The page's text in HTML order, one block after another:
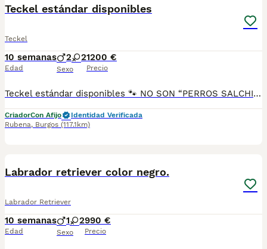
Teckel estándar disponibles
Teckel
10 semanas
Edad
2 2
Sexo
1200 €
Precio
Teckel estándar disponibles 🐾 NO SON “PERROS SALCHICHA”. SON GUERREROS DE CORAZÓN LARGO. Sí, los tenemos. Y no, no son para cualquiera. Precios: Color chocolate = 1200€ Color arlequín chocolate = 1900€ (21% IVA incluido). 👨‍👩‍👧‍👦 Los padres: Connor: 5 kg – 38 cm de tórax Bola: 7 kg – 45 cm de tórax No, no son nombres inventados para sonar bonitos. Son los que están aquí, con nosotros, criando en casa. Y lo mejor: los puedes conocer tú mismo. Ven, toca, mira. Deja que te huelan. Ellos eligen también. 📋 Se entregan como debe ser: ✅ Pasaporte ✅ Microchip ✅ 3ª vacuna ✅ Desparasitaciones acorde a su edad. ✅ Socialización temprana con personas y otros animales. ✅ Revisiones veterinarias periódicas y chequeo antes de la entrega. ✅ Opcional: Pedigree nacional LOA (con coste adicional). 🐶 Y además: ✔️ Te explicamos todo: primeros cuidados, alimentación, higiene, adiestramiento. ✔️ Distintas formas de pago. No financiamos. 📲 WhatsApp o llamada directa: 690 71 43 23 📍 N.Z: 008015 Hay perros que se compran. Y hay perros que llegan para quedarse en tu vida. Estos, por si acaso, ya están esperando.
CriadorCon Afijo
Identidad Verificada
Rubena, Burgos (117.1km)
Labrador retriever color negro.
Labrador Retriever
10 semanas
Edad
1 2
Sexo
990 €
Precio